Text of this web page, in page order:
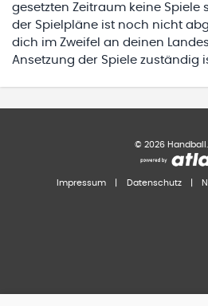
gesetzten Zeitraum keine Spiele
der Spielpläne ist noch nicht
dich im Zweifel an deinen
Ansetzung der Spiele zuständig
© 2026
Impressum Datenschutz